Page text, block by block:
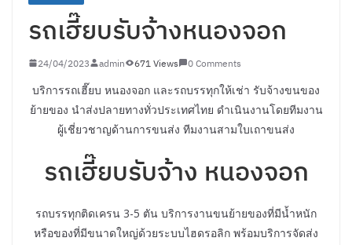
รถเฮี๊ยบรับจ้างหนองจอก
24/04/2023 admin 671 Views 0 Comments
บริการรถเฮี๊ยบ หนองจอก และรถบรรทุกให้เช่า รับจ้างขนของ
ย้ายของ นำส่งปลายทางทั่วประเทศไทย ดำเนินงานโดยทีมงาน
ผู้เชี่ยวชาญด้านการขนส่ง ทีมงานสามใบเถาขนส่ง
รถเฮี๊ยบรับจ้าง หนองจอก
รถบรรทุกติดเครน 3-5 ตัน บริการงานขนย้ายของที่มีน้ำหนัก
หรือของที่มีขนาดใหญ่ด้วยระบบไฮดรอลิก พร้อมบริการจัดส่ง